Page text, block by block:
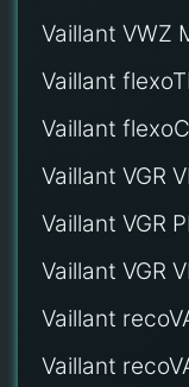
Vaillant VWZ
Vaillant
Vaillant
Vaillant VGR
Vaillant VGR
Vaillant VGR
Vaillant
Vaillant